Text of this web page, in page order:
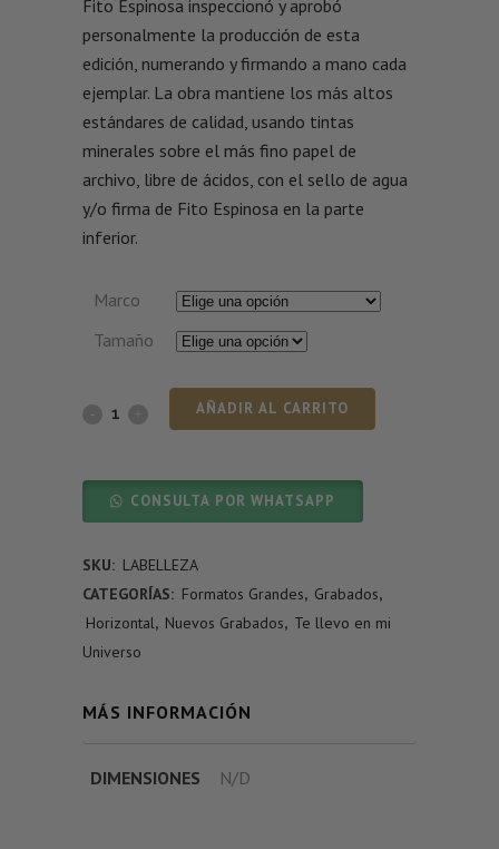
Fito Espinosa inspeccionó y aprobó
personalmente la producción de esta
edición, numerando y firmando a mano cada
ejemplar. La obra mantiene los más altos
estándares de calidad, usando tintas
minerales sobre el más fino papel de
archivo, libre de ácidos, con el sello de agua
y/o firma de Fito Espinosa en la parte
inferior.
Marco
Tamaño
AÑADIR AL CARRITO
CONSULTA POR WHATSAPP
SKU: LABELLEZA
CATEGORÍAS: Formatos Grandes, Grabados,
Horizontal, Nuevos Grabados, Te llevo en mi
Universo
MÁS INFORMACIÓN
DIMENSIONES N/D